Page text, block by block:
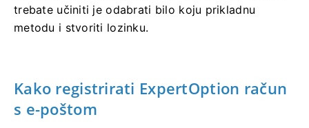
trebate učiniti je odabrati bilo koju prikladnu
metodu i stvoriti lozinku.
Kako registrirati ExpertOption račun
s e-poštom